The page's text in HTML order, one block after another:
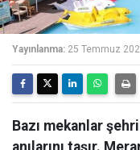
Yayınlanma: 25 Temmuz
Bazı mekanlar